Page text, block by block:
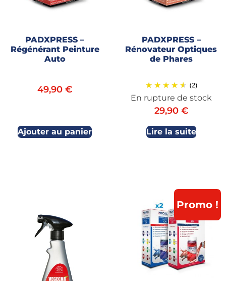
PADXPRESS –
Régénérant Peinture
Auto
49,90€
Ajouter au panier
PADXPRESS –
Rénovateur Optiques
de Phares
(2)
En rupture de stock
29,90 €
Lire la suite
Promo !